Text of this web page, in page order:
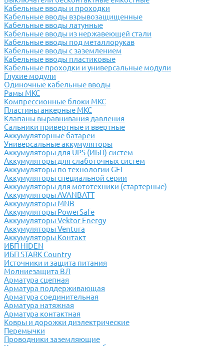
Кабельные вводы и проходки
Кабельные вводы взрывозащищенные
Кабельные вводы латунные
Кабельные вводы из нержавеющей стали
Кабельные вводы под металлорукав
Кабельные вводы с заземлением
Кабельные вводы пластиковые
Кабельные проходки и универсальные модули
Глухие модули
Одиночные кабельные вводы
Рамы МКС
Компрессионные блоки МКС
Пластины анкерные МКС
Клапаны выравнивания давления
Сальники привертные и ввертные
Аккумуляторные батареи
Универсальные аккумуляторы
Аккумуляторы для UPS (ИБП) систем
Аккумуляторы для слаботочных систем
Аккумуляторы по технологии GEL
Аккумуляторы специальной серии
Аккумуляторы для мототехники (стартерные)
Аккумуляторы AVANBATT
Аккумуляторы MNB
Аккумуляторы PowerSafe
Аккумуляторы Vektor Energy
Аккумуляторы Ventura
Аккумуляторы Контакт
ИБП HIDEN
ИБП STARK Country
Источники и защита питания
Молниезащита ВЛ
Арматура сцепная
Арматура поддерживающая
Арматура соединительная
Арматура натяжная
Арматура контактная
Ковры и дорожки диэлектрические
Перемычки
Проводники заземляющие